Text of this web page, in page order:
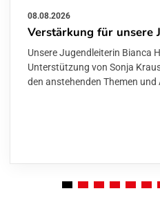
08.08.2026
Verstärkung für unsere
Unsere Jugendleiterin Bianca
Unterstützung von Sonja
den anstehenden Themen